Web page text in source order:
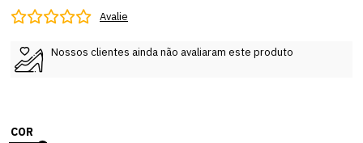
Avalie
Nossos clientes ainda não avaliaram este produto
COR